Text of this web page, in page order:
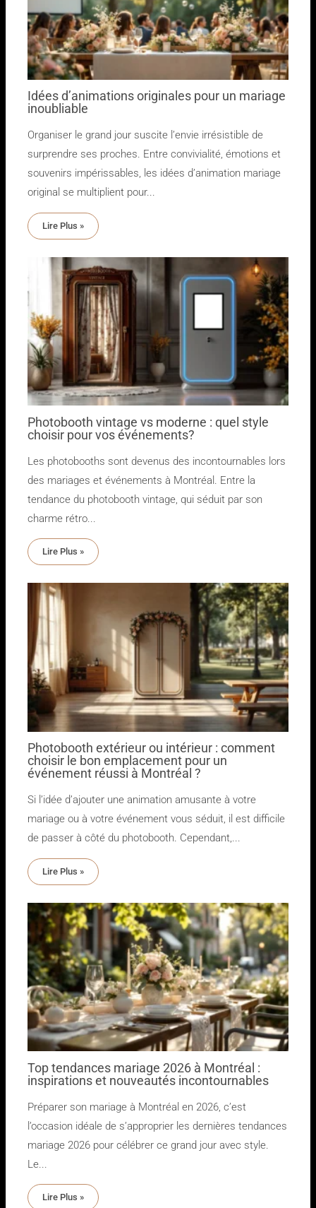
Idées d’animations originales pour un mariage
inoubliable
Organiser le grand jour suscite l’envie irrésistible de
surprendre ses proches. Entre convivialité, émotions et
souvenirs impérissables, les idées d’animation mariage
original se multiplient pour...
Lire Plus »
Photobooth vintage vs moderne : quel style
choisir pour vos événements?
Les photobooths sont devenus des incontournables lors
des mariages et événements à Montréal. Entre la
tendance du photobooth vintage, qui séduit par son
charme rétro...
Lire Plus »
Photobooth extérieur ou intérieur : comment
choisir le bon emplacement pour un
événement réussi à Montréal ?
Si l’idée d’ajouter une animation amusante à votre
mariage ou à votre événement vous séduit, il est difficile
de passer à côté du photobooth. Cependant,...
Lire Plus »
Top tendances mariage 2026 à Montréal :
inspirations et nouveautés incontournables
Préparer son mariage à Montréal en 2026, c’est
l’occasion idéale de s’approprier les dernières tendances
mariage 2026 pour célébrer ce grand jour avec style.
Le...
Lire Plus »